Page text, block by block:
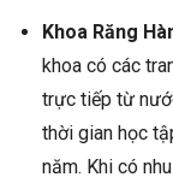
Khoa Răng
khoa có các
trực tiếp từ
thời gian học
năm. Khi có